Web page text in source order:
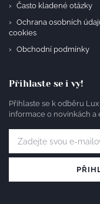
Často kladené otázky
Ochrana osobních
cookies
Obchodní podmínky
Přihlaste se i vy!
Přihlaste se k odběru
informace o novinkách a